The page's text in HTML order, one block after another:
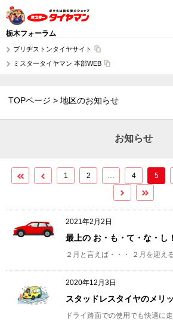
栃木フォーラム
ブリヂストンタイヤサイト
ミスタータイヤマン 本部WEB
TOPページ 地区のお知らせ
お知らせ
1 2 … 4 5
2021年2月2日
最上の お・も・て・な・し
２月と言えば・・・ ２月を迎えると、いよい
2020年12月3日
スタッドレスタイヤのメリ